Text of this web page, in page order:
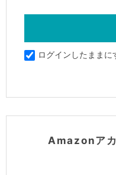
ログインしたままに
Amazonア